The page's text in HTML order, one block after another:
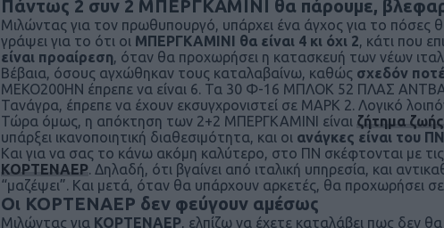
Πάντως 2 συν 2 ΜΠΕΡΓΚΑΜΙΝΙ θα πάρουμε,
Μιλώντας για τον πρωθυπουργό, υπάρχει ένα άγχος για το πόσες
γράψει για το ότι οι ΜΠΕΡΓΚΑΜΙΝΙ θα είναι 4 κι όχι 2, κάτι που
είναι προαίρεση, όταν θα προχωρήσει η κατασκευή των νέων
Βέβαια, όσους αγχώθηκαν τους καταλαβαίνω, καθώς σχεδόν
ΜΕΚΟ200ΗΝ έπρεπε να είναι 6. Τα 30 Φ-16 ΜΠΛΟΚ 52 ΠΛΑΣ
Τανάγρα, έπρεπε να έχουν εκσυγχρονιστεί σε ΜΑΡΚ 2. Λογικό
Τώρα όμως, η απόκτηση των 2+2 ΜΠΕΡΓΚΑΜΙΝΙ είναι ζήτημα
υπάρξει ικανοποιητική διαθεσιμότητα, και οι ανάγκες είναι του
Και για να σας το κάνω ακόμη καλύτερο, στο ΠΝ σκέφτονται με
ΚΟΡΤΕΝΑΕΡ. Δηλαδή, ότι βγαίνει από ιταλική υπηρεσία, και
“μαζέψει”. Και μετά, όταν θα υπάρχουν αρκετές, θα προχωρήσει
Οι ΚΟΡΤΕΝΑΕΡ δεν φεύγουν αμέσως
Μιλώντας για ΚΟΡΤΕΝΑΕΡ, ελπίζω να έχετε καταλάβει πως δεν